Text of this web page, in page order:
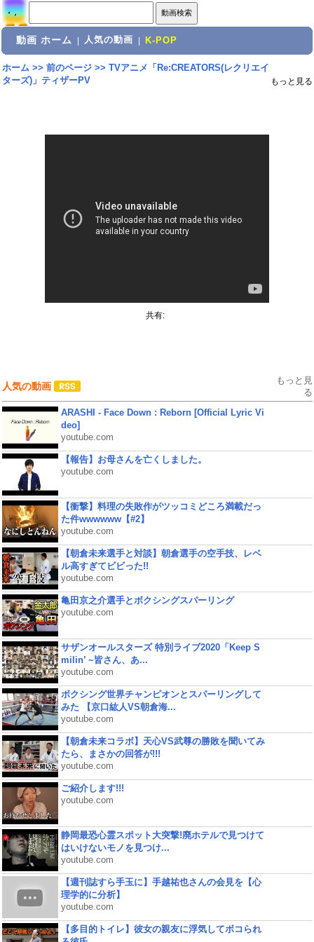
動画 ホーム 人気の動画 K-POP
ホーム>> 前のページ>> TVアニメ「Re:CREATORS(レクリエイ
ターズ)」ティザーPV
もっと見る
共有:
人気の動画
もっと見
る
ARASHI - Face Down : Reborn [Official Lyric Vi
deo]
youtube.com
【報告】お母さんを亡くしました。
youtube.com
【衝撃】料理の失敗作がツッコミどころ満載だっ
た件wwwwww【#2】
youtube.com
【朝倉未来選手と対談】朝倉選手の空手技、レベ
ル高すぎてビビった!!
youtube.com
亀田京之介選手とボクシングスパーリング
youtube.com
サザンオールスターズ 特別ライブ2020「Keep S
milin’ ~皆さん、あ...
youtube.com
ボクシング世界チャンピオンとスパーリングして
みた 【京口紘人VS朝倉海...
youtube.com
【朝倉未来コラボ】天心VS武尊の勝敗を聞いてみ
たら、まさかの回答が!!!
youtube.com
ご紹介します!!!
youtube.com
静岡最恐心霊スポット大突撃!廃ホテルで見つけて
はいけないモノを見つけ...
youtube.com
【週刊誌すら手玉に】手越祐也さんの会見を【心
理学的に分析】
youtube.com
【多目的トイレ】彼女の親友に浮気してボコられ